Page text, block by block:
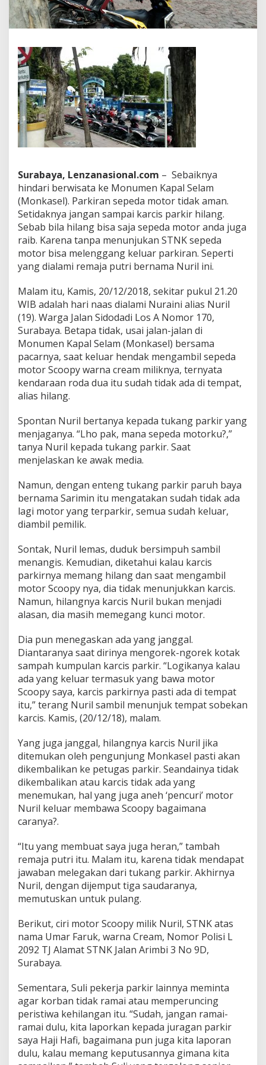
a
M
o
o
r
B
e
r
k
e
l
i
a
n
d
i
P
a
r
k
i
n
M
o
n
k
a
s
e
l
S
b
a
y
a
Surabaya, Lenzanasional.com – Sebaiknya
hindari berwisata ke Monumen Kapal Selam
(Monkasel). Parkiran sepeda motor tidak aman.
Setidaknya jangan sampai karcis parkir hilang.
Sebab bila hilang bisa saja sepeda motor anda juga
raib. Karena tanpa menunjukan STNK sepeda
motor bisa melenggang keluar parkiran. Seperti
yang dialami remaja putri bernama Nuril ini.
Malam itu, Kamis, 20/12/2018, sekitar pukul 21.20
WIB adalah hari naas dialami Nuraini alias Nuril
(19). Warga Jalan Sidodadi Los A Nomor 170,
Surabaya. Betapa tidak, usai jalan-jalan di
Monumen Kapal Selam (Monkasel) bersama
pacarnya, saat keluar hendak mengambil sepeda
motor Scoopy warna cream miliknya, ternyata
kendaraan roda dua itu sudah tidak ada di tempat,
alias hilang.
Spontan Nuril bertanya kepada tukang parkir yang
menjaganya. “Lho pak, mana sepeda motorku?,”
tanya Nuril kepada tukang parkir. Saat
menjelaskan ke awak media.
Namun, dengan enteng tukang parkir paruh baya
bernama Sarimin itu mengatakan sudah tidak ada
lagi motor yang terparkir, semua sudah keluar,
diambil pemilik.
Sontak, Nuril lemas, duduk bersimpuh sambil
menangis. Kemudian, diketahui kalau karcis
parkirnya memang hilang dan saat mengambil
motor Scoopy nya, dia tidak menunjukkan karcis.
Namun, hilangnya karcis Nuril bukan menjadi
alasan, dia masih memegang kunci motor.
Dia pun menegaskan ada yang janggal.
Diantaranya saat dirinya mengorek-ngorek kotak
sampah kumpulan karcis parkir. “Logikanya kalau
ada yang keluar termasuk yang bawa motor
Scoopy saya, karcis parkirnya pasti ada di tempat
itu,” terang Nuril sambil menunjuk tempat sobekan
karcis. Kamis, (20/12/18), malam.
Yang juga janggal, hilangnya karcis Nuril jika
ditemukan oleh pengunjung Monkasel pasti akan
dikembalikan ke petugas parkir. Seandainya tidak
dikembalikan atau karcis tidak ada yang
menemukan, hal yang juga aneh ‘pencuri’ motor
Nuril keluar membawa Scoopy bagaimana
caranya?.
“Itu yang membuat saya juga heran,” tambah
remaja putri itu. Malam itu, karena tidak mendapat
jawaban melegakan dari tukang parkir. Akhirnya
Nuril, dengan dijemput tiga saudaranya,
memutuskan untuk pulang.
Berikut, ciri motor Scoopy milik Nuril, STNK atas
nama Umar Faruk, warna Cream, Nomor Polisi L
2092 TJ Alamat STNK Jalan Arimbi 3 No 9D,
Surabaya.
Sementara, Suli pekerja parkir lainnya meminta
agar korban tidak ramai atau memperuncing
peristiwa kehilangan itu. “Sudah, jangan ramai-
ramai dulu, kita laporkan kepada juragan parkir
saya Haji Hafi, bagaimana pun juga kita laporan
dulu, kalau memang keputusannya gimana kita